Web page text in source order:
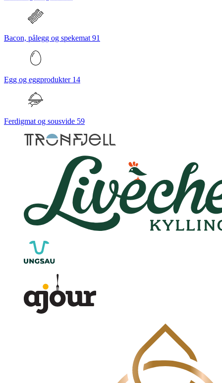
Bacon, pålegg og spekemat 91
Egg og eggprodukter 14
Ferdigmat og sousvide 59